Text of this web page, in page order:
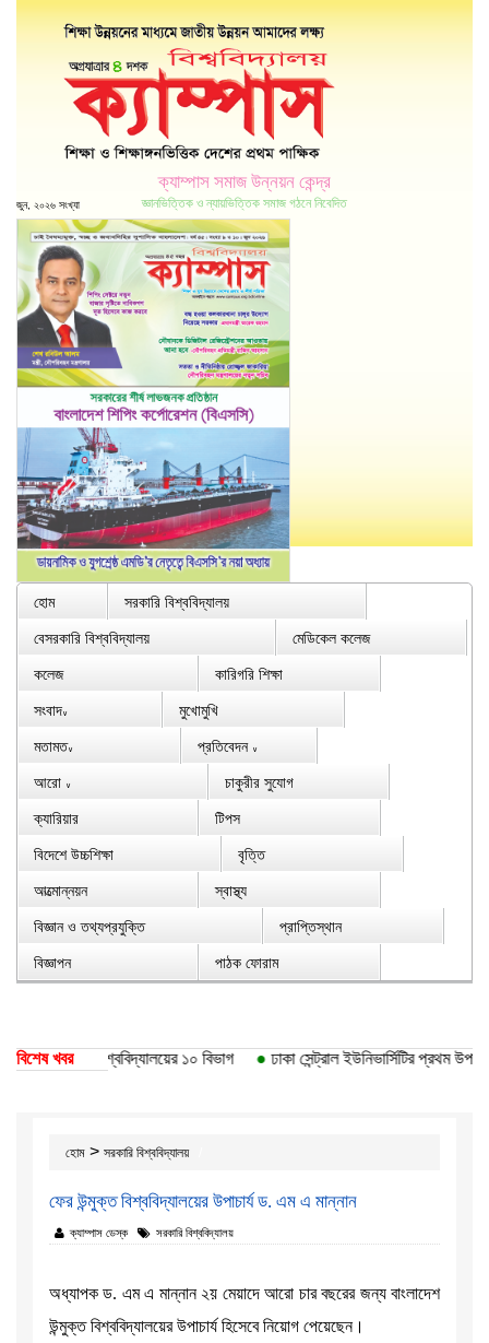
ক্যাম্পাস সমাজ উন্নয়ন কেন্দ্র
জ্ঞানভিত্তিক ও ন্যায়ভিত্তিক সমাজ গঠনে নিবেদিত
জুন, ২০২৬ সংখ্যা
হোম
সরকারি বিশ্ববিদ্যালয়
বেসরকারি বিশ্ববিদ্যালয়
মেডিকেল কলেজ
কলেজ
কারিগরি শিক্ষা
সংবাদ∨
মুখোমুখি
মতামত∨ প্রতিবেদন ∨
আরো ∨
চাকুরীর সুযোগ
ক্যারিয়ার
টিপস
বিদেশে উচ্চশিক্ষা
বৃত্তি
আত্মোন্নয়ন
স্বাস্থ্য
বিজ্ঞান ও তথ্যপ্রযুক্তি
প্রাপ্তিস্থান
বিজ্ঞাপন
পাঠক ফোরাম
বিশেষ খবর
পেয়েছে ঢাকা বিশ্ববিদ্যালয়ের ১০ বিভাগ ঢাকা সেন্ট্রাল ইউনিভার্সিটির প্রথম
হোম > সরকারি বিশ্ববিদ্যালয়
ফের উন্মুক্ত বিশ্ববিদ্যালয়ের উপাচার্য ড. এম এ মান্নান
ক্যাম্পাস ডেস্ক সরকারি বিশ্ববিদ্যালয়
অধ্যাপক ড. এম এ মান্নান ২য় মেয়াদে আরো চার বছরের জন্য বাংলাদেশ
উন্মুক্ত বিশ্ববিদ্যালয়ের উপাচার্য হিসেবে নিয়োগ পেয়েছেন।